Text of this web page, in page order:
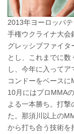
2013年ヨーロッパ
手権ウクライナ大会
グレッシブファイ
とし、これまでに
し、今年に入って
コンドーをベース
10月にはプロMMA
よる一本勝ち。打
た。那須川以上の
から打ち合う技術を